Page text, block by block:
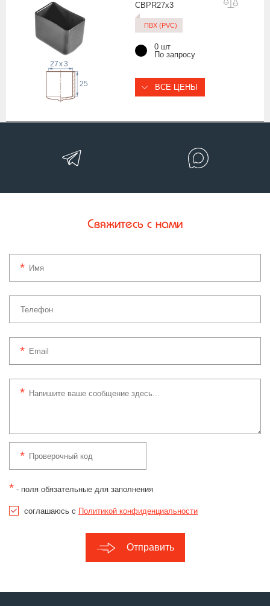
CBPR27x3
ПВХ (PVC)
25
27x 3
0 шт
По запросу
ВСЕ ЦЕНЫ
Свяжитесь с нами
* - поля обязательные для заполнения
соглашаюсь с Политикой конфиденциальности
Отправить